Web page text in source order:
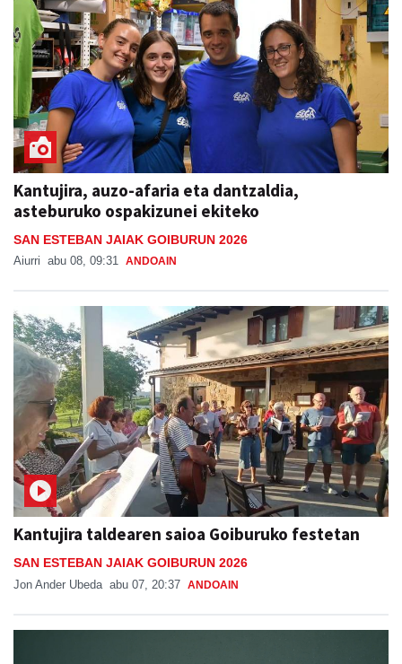
Kantujira, auzo-afaria eta dantzaldia,
asteburuko ospakizunei ekiteko
SAN ESTEBAN JAIAK GOIBURUN 2026
Aiurri abu 08, 09:31 ANDOAIN
Kantujira taldearen saioa Goiburuko festetan
SAN ESTEBAN JAIAK GOIBURUN 2026
Jon Ander Ubeda abu 07, 20:37 ANDOAIN